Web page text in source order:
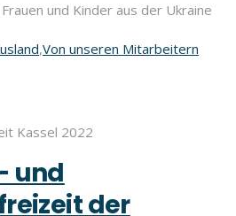
und Kinder aus der Ukraine
,Von unseren Mitarbeitern
und
der